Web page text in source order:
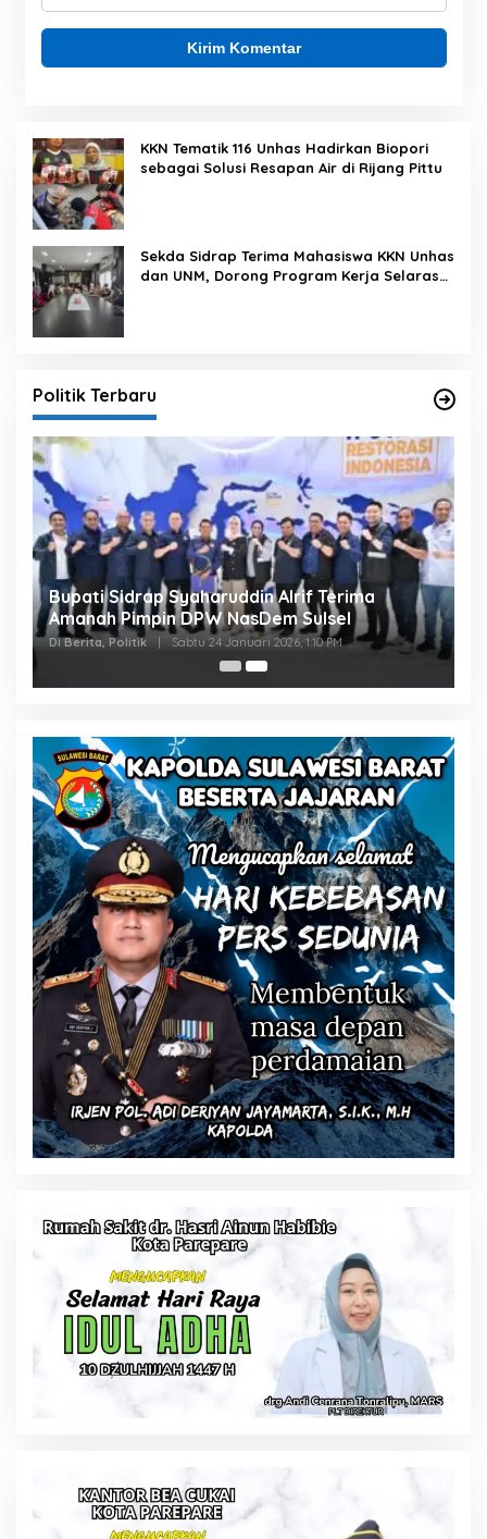
KKN Tematik 116 Unhas Hadirkan Biopori
sebagai Solusi Resapan Air di Rijang Pittu
Sekda Sidrap Terima Mahasiswa KKN Unhas
dan UNM, Dorong Program Kerja Selaras
Politik Terbaru
Bupati Sidrap Syaharuddin Alrif Terima
Amanah Pimpin DPW NasDem Sulsel
Di Berita, Politik | Sabtu 24 Januari 2026, 1:10 PM